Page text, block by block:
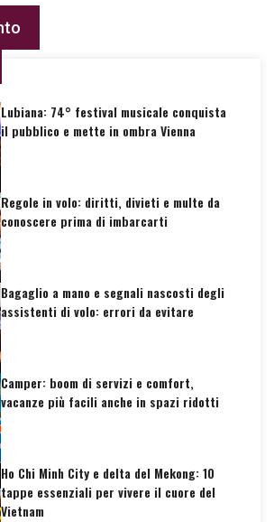
Lubiana: 74° festival musicale conquista
il pubblico e mette in ombra Vienna
Regole in volo: diritti, divieti e multe da
conoscere prima di imbarcarti
Bagaglio a mano e segnali nascosti degli
assistenti di volo: errori da evitare
Camper: boom di servizi e comfort,
vacanze più facili anche in spazi ridotti
Ho Chi Minh City e delta del Mekong: 10
tappe essenziali per vivere il cuore del
Vietnam